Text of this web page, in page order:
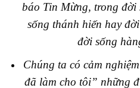
báo Tin Mừng, trong
sống thánh hiến hay
đời sống
Chúng ta có cảm
đã làm cho tôi” những